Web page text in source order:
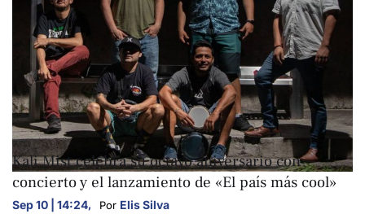
ARTE Y CULTURA
Kali Mist celebra su octavo aniversario con
concierto y el lanzamiento de «El país más cool»
Sep 10 | 14:24, Por Elis Silva